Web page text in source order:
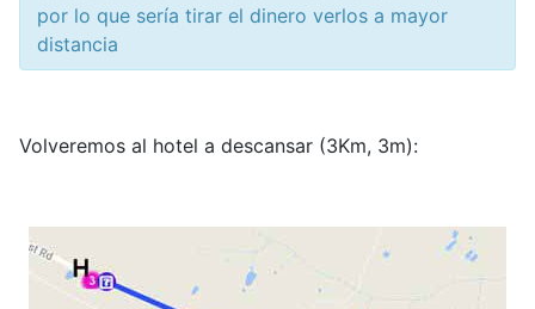
por lo que sería tirar el dinero verlos a mayor
distancia
Volveremos al hotel a descansar (3Km, 3m):